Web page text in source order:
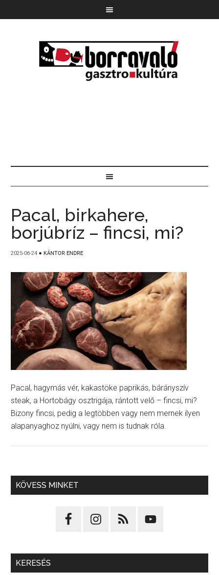
Pacal, birkahere,
borjúbríz – fincsi, mi?
2025-06-24 ● KÁNTOR ENDRE
Pacal, hagymás vér, kakastöke paprikás, bárányszív
steak, a Hortobágy osztrigája, rántott velő – fincsi, mi?
Bizony fincsi, pedig a legtöbben vagy nem mernek ilyen
alapanyaghoz nyúlni, vagy nem is tudnak róla.
KÖVESS MINKET
KERESÉS